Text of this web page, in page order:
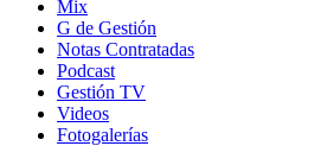
Mix
G de Gestión
Notas Contratadas
Podcast
Gestión TV
Videos
Fotogalerías